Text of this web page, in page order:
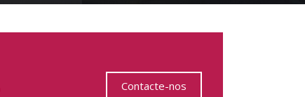
Contacte-nos